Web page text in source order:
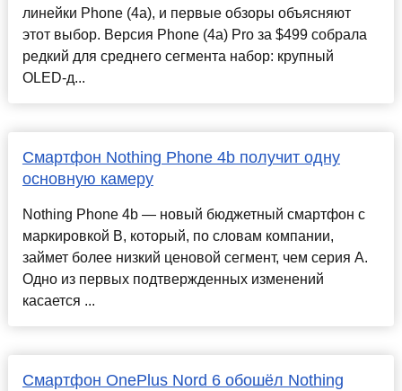
линейки Phone (4a), и первые обзоры объясняют
этот выбор. Версия Phone (4a) Pro за $499 собрала
редкий для среднего сегмента набор: крупный
OLED-д...
Смартфон Nothing Phone 4b получит одну
основную камеру
Nothing Phone 4b — новый бюджетный смартфон с
маркировкой B, который, по словам компании,
займет более низкий ценовой сегмент, чем серия A.
Одно из первых подтвержденных изменений
касается ...
Смартфон OnePlus Nord 6 обошёл Nothing